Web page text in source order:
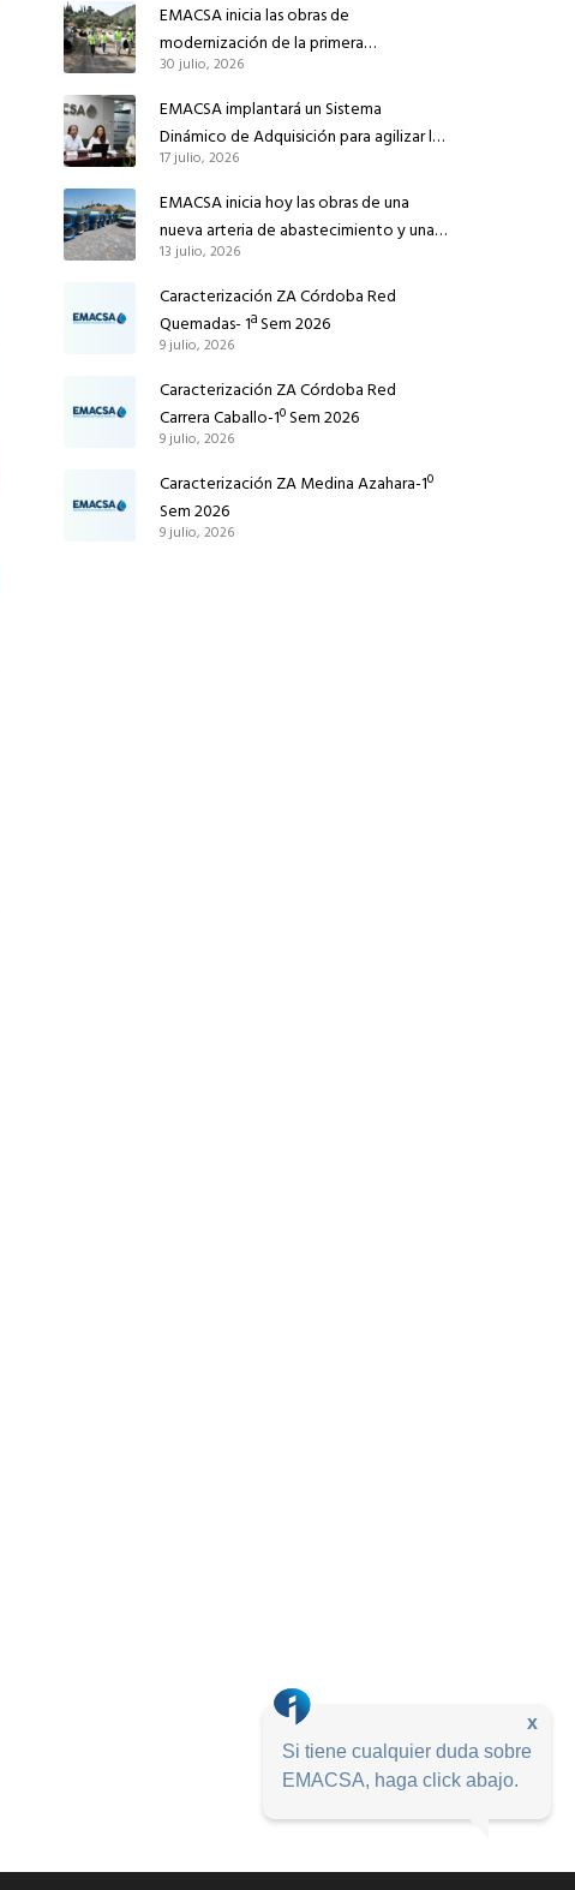
EMACSA inicia las obras de
modernización de la primera
conducción de abastecimiento para
reforzar el suministro de agua de
Córdoba
30 julio, 2026
EMACSA implantará un Sistema
Dinámico de Adquisición para agilizar la
contratación de obras en sus redes e
instalaciones
17 julio, 2026
EMACSA inicia hoy las obras de una
nueva arteria de abastecimiento y una
red de agua no potable en Ingeniero
Ruiz de Azúa
13 julio, 2026
Caracterización ZA Córdoba Red
Quemadas- 1ª Sem 2026
9 julio, 2026
Caracterización ZA Córdoba Red
Carrera Caballo-1º Sem 2026
9 julio, 2026
Caracterización ZA Medina Azahara-1º
Sem 2026
9 julio, 2026
x
Si tiene cualquier duda sobre
EMACSA, haga click abajo.